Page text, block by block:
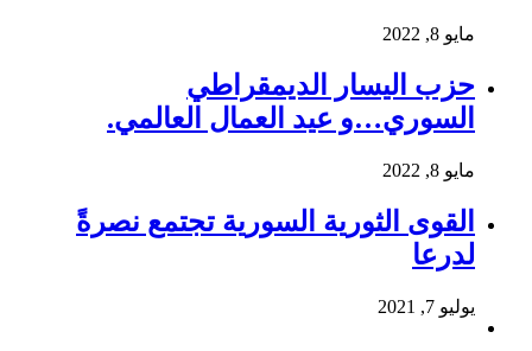
مايو 8, 2022
حزب اليسار الديمقراطي
السوري…و عيد العمال العالمي.
مايو 8, 2022
القوى الثورية السورية تجتمع نصرةً
لدرعا
يوليو 7, 2021